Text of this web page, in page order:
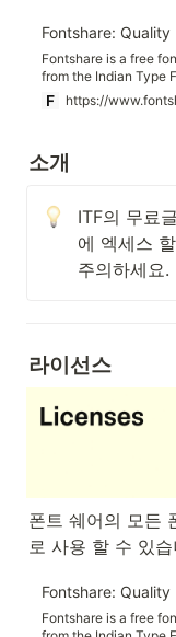
Fontshare is a free
from the Indian Type
(ITF), making quality
accessible to all.
https://
소개
ITF의 무료
에 엑세스
주의하세요.
라이선스
폰트 쉐어의 모든
로 사용 할 수 있습
Fontshare is a free